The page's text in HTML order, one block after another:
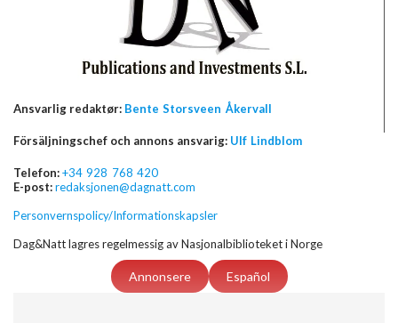
Ansvarlig redaktør: Bente Storsveen Åkervall
Försäljningschef och annons ansvarig: Ulf Lindblom
Telefon:+34 928 768 420
E-post:redaksjonen@dagnatt.com
Personvernspolicy/Informationskapsler
Dag&Natt lagres regelmessig av Nasjonalbiblioteket i Norge
Annonsere Español